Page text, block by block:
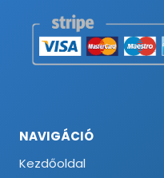
NAVIGÁCIÓ
Kezdőoldal